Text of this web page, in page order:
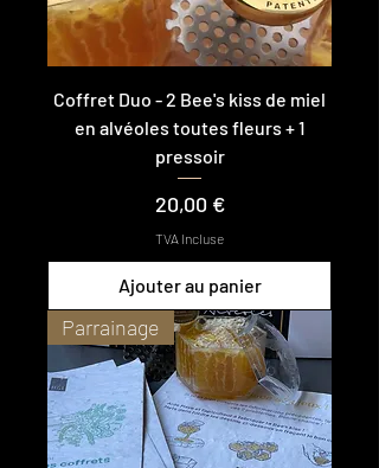
Coffret Duo - 2 Bee's kiss de miel
en alvéoles toutes fleurs + 1
pressoir
Prix
20,00 €
TVA Incluse
Ajouter au panier
Parrainage